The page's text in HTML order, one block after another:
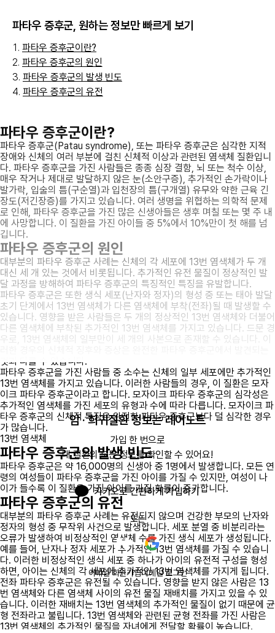
파타우 증후군, 원하는 정보만 빠르게 보기
파타우 증후군이란?
파타우 증후군의 원인
파타우 증후군의 발생 빈도
파타우 증후군의 유전
파타우 증후군이란?
파타우 증후군(Patau syndrome), 또는 파타우 증후군은 심각한 지적
장애와 신체의 여러 부분에 걸친 신체적 이상과 관련된 염색체 질환입니
다. 파타우 증후군을 가진 사람들은 종종 심장 결함, 뇌 또는 척수 이상,
매우 작거나 제대로 발달하지 않은 눈(소안구증), 추가적인 손가락이나
발가락, 입술의 틈(구순열)과 입천장의 틈(구개열) 유무와 약한 근육 긴
장도(저긴장증)를 가지고 있습니다. 여러 생명을 위협하는 의학적 문제
로 인해, 파타우 증후군을 가진 많은 신생아들은 생후 며칠 또는 몇 주 내
에 사망합니다. 이 질환을 가진 아이들 중 5%에서 10%만이 첫 해를 넘
깁니다.
파타우 증후군의 원인
대부분의 파타우 증후군 사례는 신체의 각 세포에 13번 염색체가 두 개
대신 세 개 있는 것에서 비롯됩니다. 추가적인 유전 물질이 정상적인 발
달 과정을 방해하여 파타우 증후군의 특징적인 특징을 유발합니다.
파타우 증후군은 또한 생식 세포(난자와 정자)의 형성 중 또는 태아 발달
초기 단계에서 13번 염색체가 다른 염색체에 부착(전좌)될 때 발생할 수
있습니다. 영향을 받은 사람들은 두 개의 정상적인 13번 염색체와 더불어
다른 염색체에 부착된 추가적인 13번 염색체를 가지고 있습니다. 드문 경
우로, 13번 염색체의 일부만이 세 개의 사본으로 존재할 수 있습니다. 이
것과 다를 수 있습니다.
파타우 증후군을 가진 사람들 중 소수는 신체의 일부 세포에만 추가적인
13번 염색체를 가지고 있습니다. 이러한 사람들의 경우, 이 질환은 모자
이크 파타우 증후군이라고 합니다. 모자이크 파타우 증후군의 심각성은
추가적인 염색체를 가진 세포의 유형과 수에 따라 다릅니다. 모자이크 파
타우 증후군의 신체적 특징은 완전한 파타우 증후군보다 덜 심각한 경우
가 많습니다.
13번 염색체
파타우 증후군의 발생 빈도
파타우 증후군은 약 16,000명의 신생아 중 1명에서 발생합니다. 모든 연
령의 여성들이 파타우 증후군을 가진 아이를 가질 수 있지만, 여성이 나
이가 들수록 이 질환을 가진 아이를 가질 확률이 증가합니다.
파타우 증후군의 유전
대부분의 파타우 증후군 사례는 유전되지 않으며 건강한 부모의 난자와
정자의 형성 중 무작위 사건으로 발생합니다. 세포 분열 중 비분리라는
오류가 발생하여 비정상적인 염색체 수를 가진 생식 세포가 생성됩니다.
예를 들어, 난자나 정자 세포가 추가적인 13번 염색체를 가질 수 있습니
다. 이러한 비정상적인 생식 세포 중 하나가 아이의 유전적 구성을 형성
하면, 아이는 신체의 각 세포에 추가적인 13번 염색체를 가지게 됩니다.
전좌 파타우 증후군은 유전될 수 있습니다. 영향을 받지 않은 사람은 13
번 염색체와 다른 염색체 사이의 유전 물질 재배치를 가지고 있을 수 있
습니다. 이러한 재배치는 13번 염색체의 추가적인 물질이 없기 때문에 균
형 전좌라고 불립니다. 13번 염색체와 관련된 균형 전좌를 가진 사람은
13번 염색체의 추가적인 물질을 자녀에게 전달할 확률이 높습니다.
암 · 희귀질환 정보는 레어노트
가입 한 번으로
내 질환의 모든 정보를 확인할 수 있어요!
카카오로 간편하게 가입하기
또는
이메일 회원가입이메일 로그인